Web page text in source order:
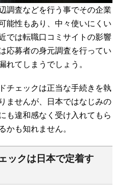
調査などを行う事でその企業
能性もあり、中々使いにくい
では転職口コミサイトの影響
応募者の身元調査を行ってい
れてしまうでしょう。
チェックは正当な手続きを執
ませんが、日本ではなじみの
も違和感なく受け入れてもら
かも知れません。
ックは日本で定着す